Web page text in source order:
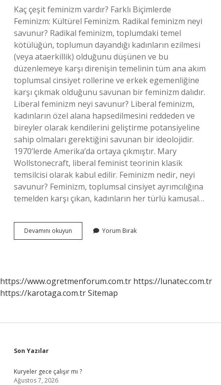
Kaç çeşit feminizm vardır? Farklı Biçimlerde
Feminizm: Kültürel Feminizm. Radikal feminizm neyi
savunur? Radikal feminizm, toplumdaki temel
kötülüğün, toplumun dayandığı kadınların ezilmesi
(veya ataerkillik) olduğunu düşünen ve bu
düzenlemeye karşı direnişin temelinin tüm ana akım
toplumsal cinsiyet rollerine ve erkek egemenliğine
karşı çıkmak olduğunu savunan bir feminizm dalıdır.
Liberal feminizm neyi savunur? Liberal feminizm,
kadınların özel alana hapsedilmesini reddeden ve
bireyler olarak kendilerini geliştirme potansiyeline
sahip olmaları gerektiğini savunan bir ideolojidir.
1970’lerde Amerika’da ortaya çıkmıştır. Mary
Wollstonecraft, liberal feminist teorinin klasik
temsilcisi olarak kabul edilir. Feminizm nedir, neyi
savunur? Feminizm, toplumsal cinsiyet ayrımcılığına
temelden karşı çıkan, kadınların her türlü kamusal…
Devamını okuyun
Feminizm
Yorum Bırak
https://www.ogretmenforum.com.tr https://lunatec.com.tr
https://karotaga.com.trSitemap
Sidebar
Son Yazılar
Kuryeler gece çalışır mı ?
Ağustos 7, 2026